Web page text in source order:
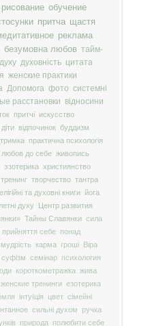
рисование обучение
притча щастя
реклама
безумовна любов тайм-
духовність цитата
женские практики
Допомога фото системні
расстановки відносини
притчі
искусство
діти відпочинок буддизм
практична психологія
любов до себе живопись
эзотерика християнство
тренинг творчество тантра
та духовні книги йога
духу
Центр развития
Тайны Славянки сила
прийняття себе
понад
мудрість карма гроші Віра
суфізм семінар психология
короткометражка жива
женские тренинги езотерика
інтуїція цвет сімейні
сильні духом
ручка
природа полюбити себе